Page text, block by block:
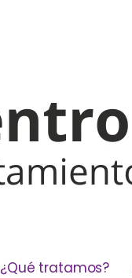
¿Qué tratamos?